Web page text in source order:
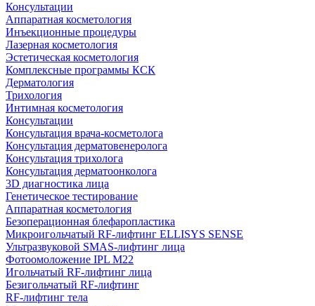
Консультации
Аппаратная косметология
Инъекционные процедуры
Лазерная косметология
Эстетическая косметология
Комплексные программы КСК
Дерматология
Трихология
Интимная косметология
Консультации
Консультация врача-косметолога
Консультация дерматовенеролога
Консультация трихолога
Консультация дерматоонколога
3D диагностика лица
Генетическое тестирование
Аппаратная косметология
Безоперационная блефаропластика
Микроигольчатый RF-лифтинг ELLISYS SENSE
Ультразвуковой SMAS-лифтинг лица
Фотоомоложение IPL M22
Игольчатый RF-лифтинг лица
Безигольчатый RF-лифтинг
RF-лифтинг тела